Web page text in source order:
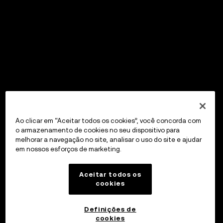
Ao clicar em “Aceitar todos os cookies”, você concorda com
o armazenamento de cookies no seu dispositivo para
melhorar a navegação no site, analisar o uso do site e ajudar
em nossos esforços de marketing.
Aceitar todos os
cookies
Definições de
cookies